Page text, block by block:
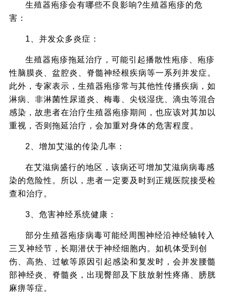
生殖器疱疹会有哪些不良影响?生殖器疱疹的危
害：
1、并发众多炎症：
生殖器疱疹拖延治疗，可能引起播散性疱疹、疱疹
性脑膜炎、盆腔炎、脊髓神经根疾病等一系列并发症。
此外，专家表示，生殖器疱疹常与其他性传播疾病，如
淋病、非淋菌性尿道炎、梅毒、尖锐湿疣、滴虫等混合
感染，故患者在治疗生殖器疱疹期间，也应该对其加以
重视，否则拖延治疗，会加重对身体的危害程度。
2、增加艾滋的传染几率：
在艾滋病盛行的地区，该病还可增加艾滋病病毒感
染的危险性。所以，患者一定要及时到正规医院接受检
查和治疗。
3、危害神经系统健康：
部分生殖器疱疹病毒可能经周围神经沿神经轴转入
三叉神经节，长期潜伏于神经细胞内。如机体受到创
伤、高热、过敏等原因引起感染和复发时，会并发腰髓
部神经炎、脊髓炎，出现臀部及下肢放射性疼痛、膀胱
麻痹等症。